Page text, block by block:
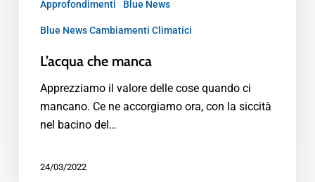
Approfondimenti Blue News
Blue News Cambiamenti Climatici
L’acqua che manca
Apprezziamo il valore delle cose quando ci
mancano. Ce ne accorgiamo ora, con la siccità
nel bacino del…
24/03/2022